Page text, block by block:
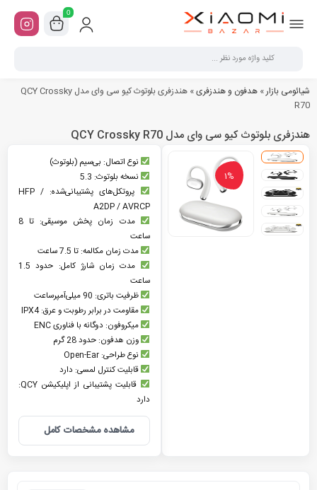
0
شیائومی بازار» هدفون و هندزفری»
هندزفری بلوتوث کیو سی وای مدل QCY Crossky
R70
هندزفری بلوتوث کیو سی وای مدل QCY Crossky R70
1%
نوع اتصال: بی‌سیم (بلوتوث)
نسخه بلوتوث: 5.3
پروتکل‌های پشتیبانی‌شده: HFP /
A2DP / AVRCP
مدت زمان پخش موسیقی: تا 8
ساعت
مدت زمان مکالمه: تا 7.5 ساعت
مدت زمان شارژ کامل: حدود 1.5
ساعت
ظرفیت باتری: 90 میلی‌آمپرساعت
مقاومت در برابر رطوبت و عرق: IPX4
میکروفون: دوگانه با فناوری ENC
وزن هدفون: حدود 28 گرم
نوع طراحی: Open-Ear
قابلیت کنترل لمسی: دارد
قابلیت پشتیبانی از اپلیکیشن QCY:
دارد
مشاهده مشخصات کامل